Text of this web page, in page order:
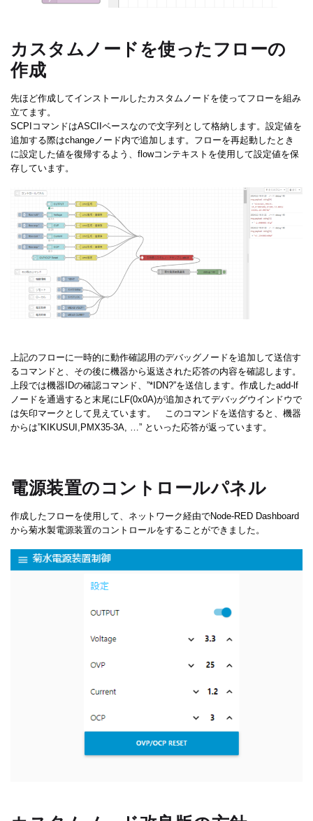
カスタムノードを使ったフローの
作成
先ほど作成してインストールしたカスタムノードを使ってフローを組み
立てます。
SCPIコマンドはASCIIベースなので文字列として格納します。設定値を
追加する際はchangeノード内で追加します。フローを再起動したとき
に設定した値を復帰するよう、flowコンテキストを使用して設定値を保
存しています。
上記のフローに一時的に動作確認用のデバッグノードを追加して送信す
るコマンドと、その後に機器から返送された応答の内容を確認します。
上段では機器IDの確認コマンド、”*IDN?”を送信します。作成したadd-lf
ノードを通過すると末尾にLF(0x0A)が追加されてデバッグウインドウで
は矢印マークとして見えています。 このコマンドを送信すると、機器
からは”KIKUSUI,PMX35-3A, …” といった応答が返っています。
電源装置のコントロールパネル
作成したフローを使用して、ネットワーク経由でNode-RED Dashboard
から菊水製電源装置のコントロールをすることができました。